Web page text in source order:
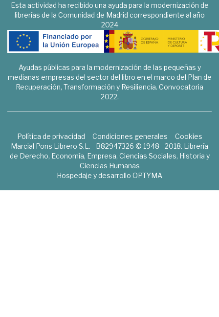
Esta actividad ha recibido una ayuda para la modernización de
librerías de la Comunidad de Madrid correspondiente al año
2024
Ayudas públicas para la modernización de las pequeñas y
medianas empresas del sector del libro en el marco del Plan de
Recuperación, Transformación y Resiliencia. Convocatoria
2022.
Política de privacidad Condiciones generales
Cookies
Marcial Pons Librero S.L. - B82947326 © 1948 - 2018. Librería
de Derecho, Economía, Empresa, Ciencias Sociales, Historia y
Ciencias Humanas
Hospedaje y desarrollo OPTYMA